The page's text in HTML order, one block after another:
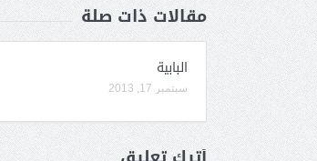
مقالات ذات صلة
البابية
سبتمبر 17, 2013